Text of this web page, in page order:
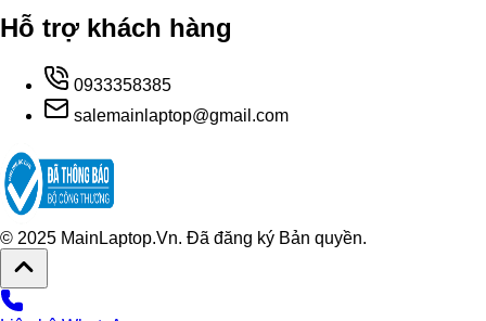
Hỗ trợ khách hàng
0933358385
salemainlaptop@gmail.com
© 2025 MainLaptop.Vn. Đã đăng ký Bản quyền.